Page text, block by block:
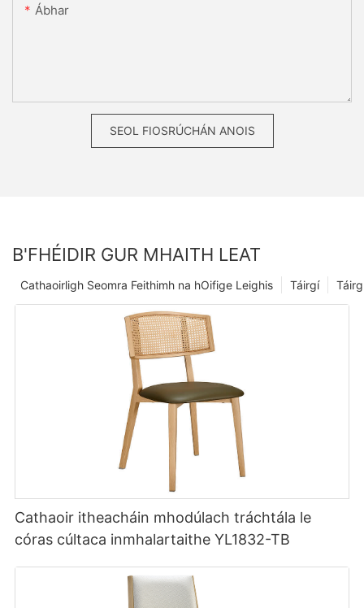
Ábhar
SEOL FIOSRÚCHÁN ANOIS
B'FHÉIDIR GUR MHAITH LEAT
Táirgí
Cathaoirligh Seomra Feithimh na hOifige Leighis
Cathaoir itheacháin mhodúlach tráchtála le
córas cúltaca inmhalartaithe YL1832-TB